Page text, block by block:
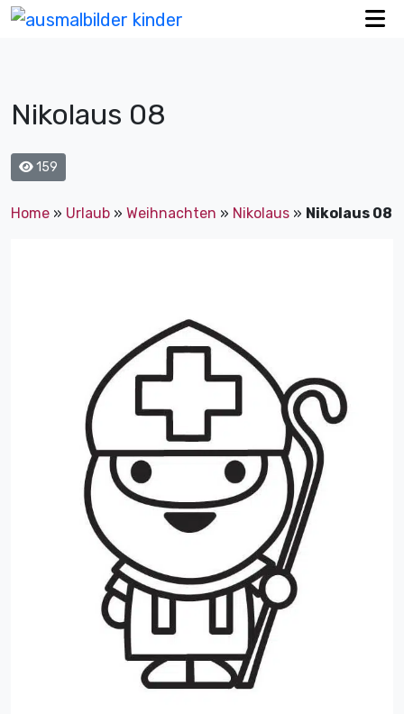
Nikolaus 08
159
Home » Urlaub » Weihnachten » Nikolaus » Nikolaus 08